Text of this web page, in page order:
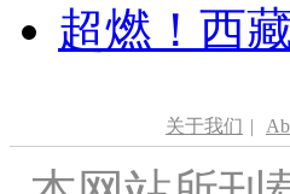
超燃！西
关于我们 |